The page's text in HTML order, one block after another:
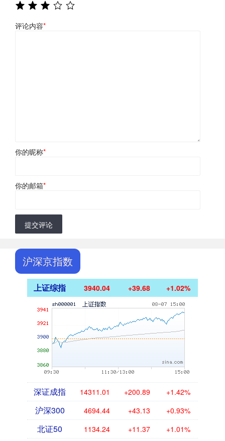
评论内容*
你的昵称*
你的邮箱*
提交评论
沪深京指数
上证综指 3940.04 +39.68 +1.02%
深证成指 14311.01 +200.89 +1.42%
沪深300 4694.44 +43.13 +0.93%
北证50 1134.24 +11.37 +1.01%